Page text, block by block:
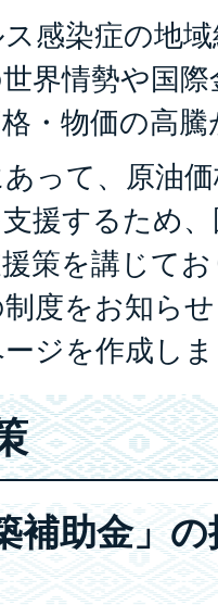
感染症の地
界情勢や国
・物価の高
って、原油
援するため
策を講じて
度をお知ら
ジを作成し
補助金」